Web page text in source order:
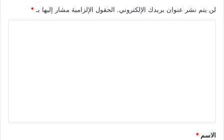
لن يتم نشر عنوان بريدك الإلكتروني. الحقول الإلزامية مشار إليها بـ *
*
الاسم *